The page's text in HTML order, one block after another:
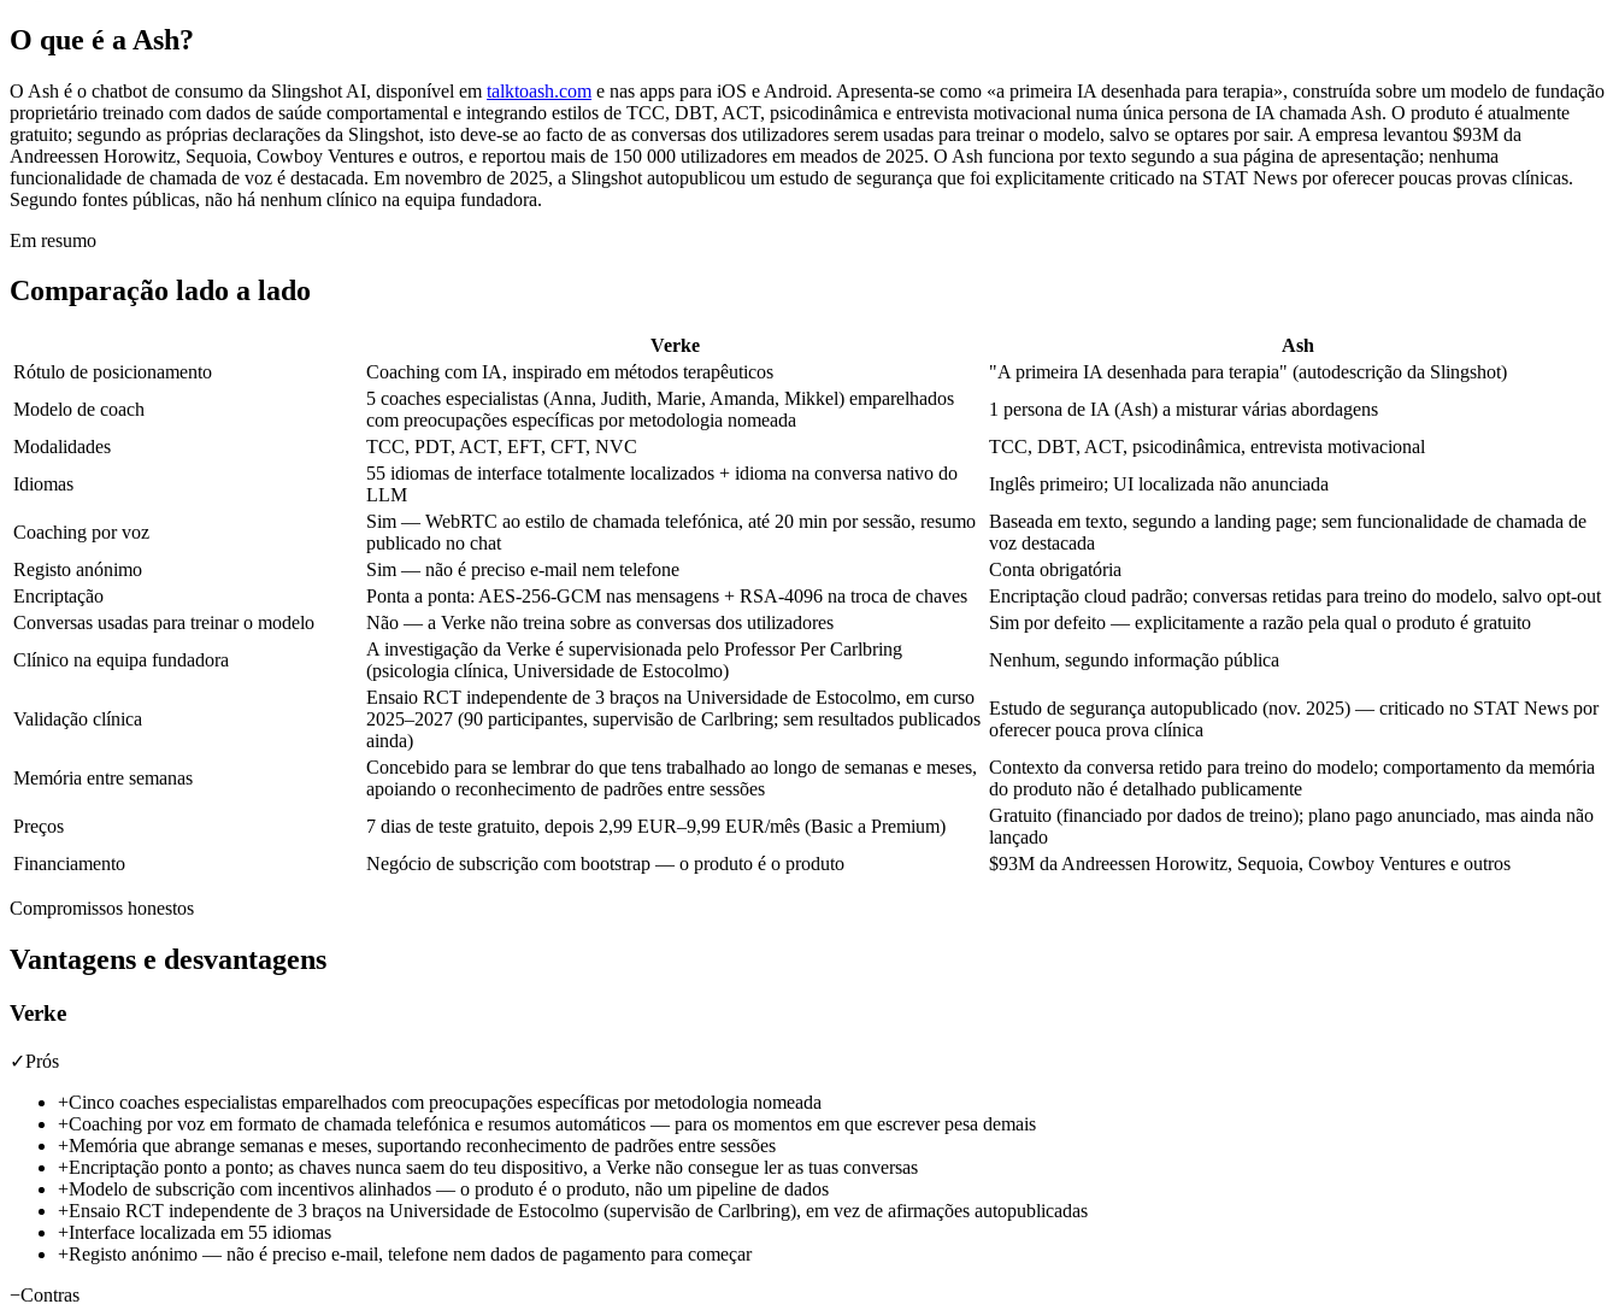
O que é a Ash?
O Ash é o chatbot de consumo da Slingshot AI, disponível em talktoash.com e nas apps para iOS e Android. Apresenta-se como «a primeira IA desenhada para terapia», construída sobre um modelo de fundação
proprietário treinado com dados de saúde comportamental e integrando estilos de TCC, DBT, ACT, psicodinâmica e entrevista motivacional numa única persona de IA chamada Ash. O produto é atualmente
gratuito; segundo as próprias declarações da Slingshot, isto deve-se ao facto de as conversas dos utilizadores serem usadas para treinar o modelo, salvo se optares por sair. A empresa levantou $93M da
Andreessen Horowitz, Sequoia, Cowboy Ventures e outros, e reportou mais de 150 000 utilizadores em meados de 2025. O Ash funciona por texto segundo a sua página de apresentação; nenhuma
funcionalidade de chamada de voz é destacada. Em novembro de 2025, a Slingshot autopublicou um estudo de segurança que foi explicitamente criticado na STAT News por oferecer poucas provas clínicas.
Segundo fontes públicas, não há nenhum clínico na equipa fundadora.
Em resumo
Comparação lado a lado
Verke
Ash
Rótulo de posicionamento
Coaching com IA, inspirado em métodos terapêuticos
"A primeira IA desenhada para terapia" (autodescrição da Slingshot)
Modelo de coach
5 coaches especialistas (Anna, Judith, Marie, Amanda, Mikkel) emparelhados
com preocupações específicas por metodologia nomeada
1 persona de IA (Ash) a misturar várias abordagens
Modalidades
TCC, PDT, ACT, EFT, CFT, NVC
TCC, DBT, ACT, psicodinâmica, entrevista motivacional
Idiomas
55 idiomas de interface totalmente localizados + idioma na conversa nativo do
LLM
Inglês primeiro; UI localizada não anunciada
Coaching por voz
Sim — WebRTC ao estilo de chamada telefónica, até 20 min por sessão, resumo
publicado no chat
Baseada em texto, segundo a landing page; sem funcionalidade de chamada de
voz destacada
Registo anónimo
Sim — não é preciso e-mail nem telefone
Conta obrigatória
Encriptação
Ponta a ponta: AES-256-GCM nas mensagens + RSA-4096 na troca de chaves
Encriptação cloud padrão; conversas retidas para treino do modelo, salvo opt-out
Conversas usadas para treinar o modelo
Não — a Verke não treina sobre as conversas dos utilizadores
Sim por defeito — explicitamente a razão pela qual o produto é gratuito
Clínico na equipa fundadora
A investigação da Verke é supervisionada pelo Professor Per Carlbring
(psicologia clínica, Universidade de Estocolmo)
Nenhum, segundo informação pública
Validação clínica
Ensaio RCT independente de 3 braços na Universidade de Estocolmo, em curso
2025–2027 (90 participantes, supervisão de Carlbring; sem resultados publicados
ainda)
Estudo de segurança autopublicado (nov. 2025) — criticado no STAT News por
oferecer pouca prova clínica
Memória entre semanas
Concebido para se lembrar do que tens trabalhado ao longo de semanas e meses,
apoiando o reconhecimento de padrões entre sessões
Contexto da conversa retido para treino do modelo; comportamento da memória
do produto não é detalhado publicamente
Preços
7 dias de teste gratuito, depois 2,99 EUR–9,99 EUR/mês (Basic a Premium)
Gratuito (financiado por dados de treino); plano pago anunciado, mas ainda não
lançado
Financiamento
Negócio de subscrição com bootstrap — o produto é o produto $93M da Andreessen Horowitz, Sequoia, Cowboy Ventures e outros
Compromissos honestos
Vantagens e desvantagens
Verke
✓Prós
+Cinco coaches especialistas emparelhados com preocupações específicas por metodologia nomeada
+Coaching por voz em formato de chamada telefónica e resumos automáticos — para os momentos em que escrever pesa demais
+Memória que abrange semanas e meses, suportando reconhecimento de padrões entre sessões
+Encriptação ponto a ponto; as chaves nunca saem do teu dispositivo, a Verke não consegue ler as tuas conversas
+Modelo de subscrição com incentivos alinhados — o produto é o produto, não um pipeline de dados
+Ensaio RCT independente de 3 braços na Universidade de Estocolmo (supervisão de Carlbring), em vez de afirmações autopublicadas
+Interface localizada em 55 idiomas
+Registo anónimo — não é preciso e-mail, telefone nem dados de pagamento para começar
−Contras